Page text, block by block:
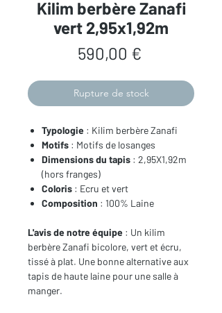
Kilim berbère Zanafi
vert 2,95x1,92m
590,00 €Prix
Rupture de stock
Typologie : Kilim berbère Zanafi
Motifs : Motifs de losanges
Dimensions du tapis : 2,95X1,92m
(hors franges)
Coloris : Ecru et vert
Composition : 100% Laine
L'avis de notre équipe : Un kilim
berbère Zanafi bicolore, vert et écru,
tissé à plat. Une bonne alternative aux
tapis de haute laine pour une salle à
manger.